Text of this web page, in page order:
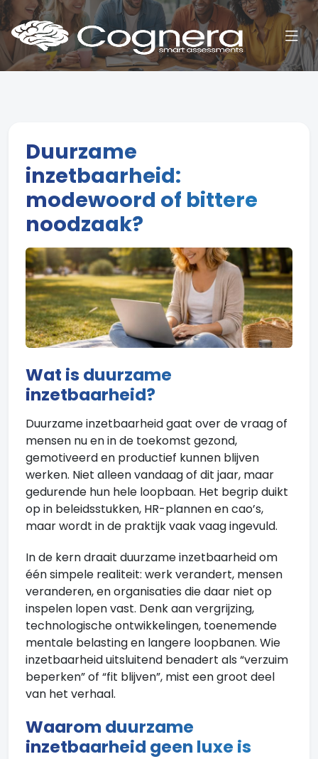
Duurzame
inzetbaarheid:
modewoord of bittere
noodzaak?
Wat is duurzame
inzetbaarheid?
Duurzame inzetbaarheid gaat over de vraag of
mensen nu en in de toekomst gezond,
gemotiveerd en productief kunnen blijven
werken. Niet alleen vandaag of dit jaar, maar
gedurende hun hele loopbaan. Het begrip duikt
op in beleidsstukken, HR-plannen en cao’s,
maar wordt in de praktijk vaak vaag ingevuld.
In de kern draait duurzame inzetbaarheid om
één simpele realiteit: werk verandert, mensen
veranderen, en organisaties die daar niet op
inspelen lopen vast. Denk aan vergrijzing,
technologische ontwikkelingen, toenemende
mentale belasting en langere loopbanen. Wie
inzetbaarheid uitsluitend benadert als “verzuim
beperken” of “fit blijven”, mist een groot deel
van het verhaal.
Waarom duurzame
inzetbaarheid geen luxe is